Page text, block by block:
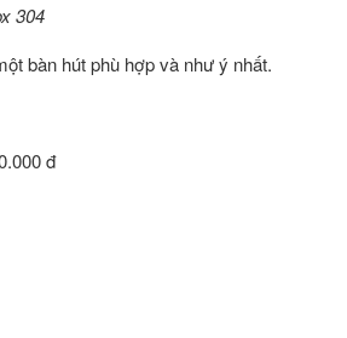
304
bàn hút phù hợp và như ý nhất.
đ